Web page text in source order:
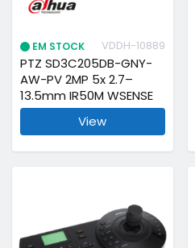
EM STOCK VDDH-10889
PTZ SD3C205DB-GNY-
AW-PV 2MP 5x 2.7–
13.5mm IR50M WSENSE
View